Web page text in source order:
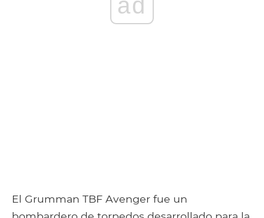
ad
El Grumman TBF Avenger fue un